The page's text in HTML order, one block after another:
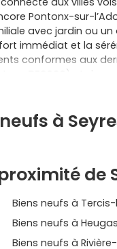
Pontonx-sur-
avec jardin ou
immédiat et la
conformes aux
) et de
tu
extérieurs bien
ton budget grâce
d’aide à
la note. L’adresse
Dax sont rapides,
un atout pour
à
de
Biens neufs à
Biens neufs à
Biens neufs à